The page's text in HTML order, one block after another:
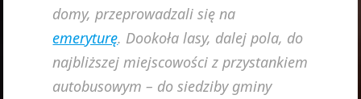
domy, przeprowadzali się na
emeryturę. Dookoła lasy, dalej pola, do
najbliższej miejscowości z przystankiem
autobusowym – do siedziby gminy